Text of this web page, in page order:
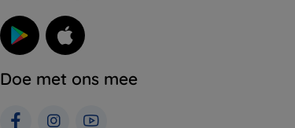
Doe met ons mee